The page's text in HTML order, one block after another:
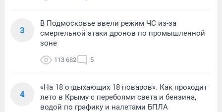
3
В Подмосковье ввели режим ЧС из-за
смертельной атаки дронов по промышленной
зоне
113 682 5
4
«На 18 отдыхающих 18 поваров». Как проходит
лето в Крыму с перебоями света и бензина,
водой по графику и налетами БПЛА